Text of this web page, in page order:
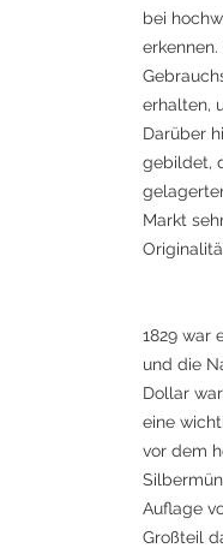
bei
erhalten,
Darüber
gebildet,
Markt
1829 war
und die
Dollar
eine
vor dem
Auflage
Großteil